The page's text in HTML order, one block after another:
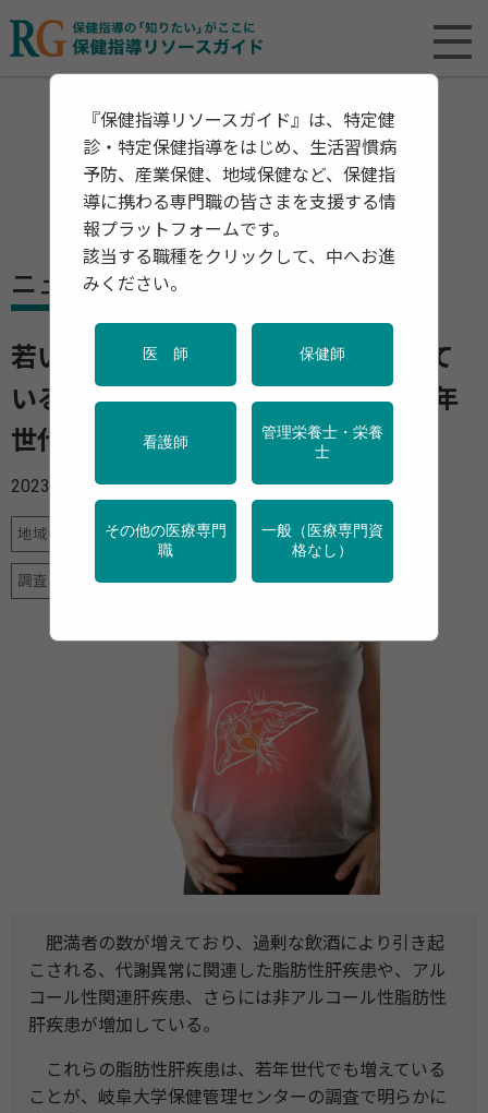
ニュース
若い人でも「脂肪性肝疾患」が増えて
いる 若年男性の17%がNAFLD 若年
世代も健診と保健指導が必要
2023年05月22日
地域保健 学校保健 栄養 特定保健指導 産業保健
調査・統計 運動
肥満者の数が増えており、過剰な飲酒により引き起
こされる、代謝異常に関連した脂肪性肝疾患や、アル
コール性関連肝疾患、さらには非アルコール性脂肪性
肝疾患が増加している。
これらの脂肪性肝疾患は、若年世代でも増えている
ことが、岐阜大学保健管理センターの調査で明らかに
『保健指導リソースガイド』は、特定健
診・特定保健指導をはじめ、生活習慣病
予防、産業保健、地域保健など、保健指
導に携わる専門職の皆さまを支援する情
報プラットフォームです。
該当する職種をクリックして、中へお進
みください。
医 師 保健師
看護師
管理栄養士・栄養
士
その他の医療専門
職
一般（医療専門資
格なし）